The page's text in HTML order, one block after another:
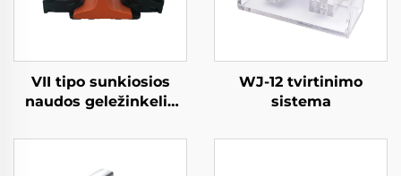
VII tipo sunkiosios
naudos geležinkelio
WJ-12 tvirtinimo
sistema